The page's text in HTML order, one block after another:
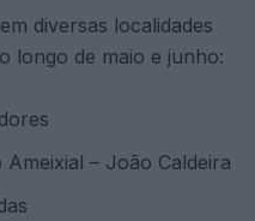
diversas localidades
longo de maio e junho:
– João Caldeira